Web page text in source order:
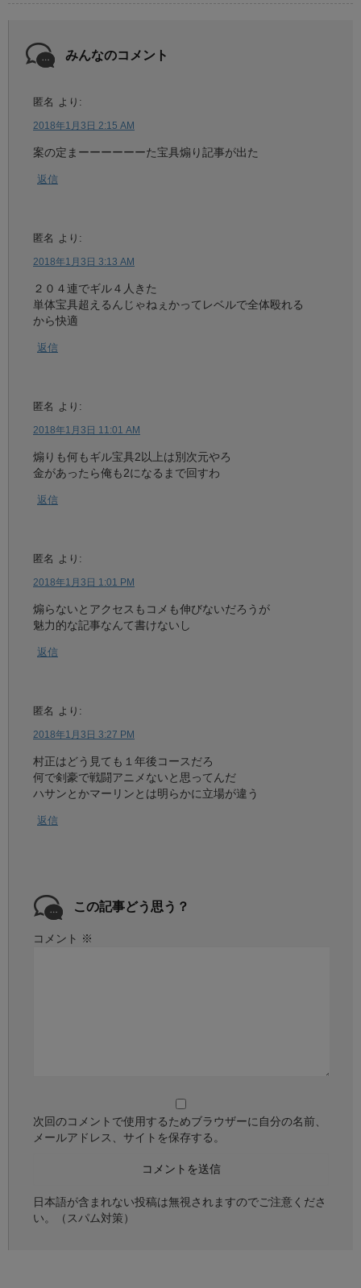
みんなのコメント
匿名 より:
2018年1月3日 2:15 AM
案の定まーーーーーーた宝具煽り記事が出た
返信
匿名 より:
2018年1月3日 3:13 AM
２０４連でギル４人きた
単体宝具超えるんじゃねぇかってレベルで全体殴れる
から快適
返信
匿名 より:
2018年1月3日 11:01 AM
煽りも何もギル宝具2以上は別次元やろ
金があったら俺も2になるまで回すわ
返信
匿名 より:
2018年1月3日 1:01 PM
煽らないとアクセスもコメも伸びないだろうが
魅力的な記事なんて書けないし
返信
匿名 より:
2018年1月3日 3:27 PM
村正はどう見ても１年後コースだろ
何で剣豪で戦闘アニメないと思ってんだ
ハサンとかマーリンとは明らかに立場が違う
返信
この記事どう思う？
コメント ※
次回のコメントで使用するためブラウザーに自分の名前、
メールアドレス、サイトを保存する。
日本語が含まれない投稿は無視されますのでご注意くださ
い。（スパム対策）